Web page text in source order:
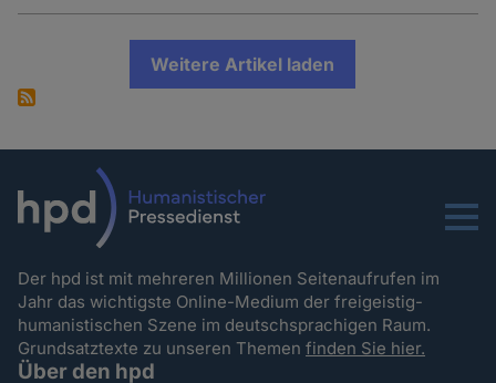
Weitere Artikel laden
Menu
Der hpd ist mit mehreren Millionen Seitenaufrufen im
Jahr das wichtigste Online-Medium der freigeistig-
humanistischen Szene im deutschsprachigen Raum.
Grundsatztexte zu unseren Themenfinden Sie hier.
Über den hpd